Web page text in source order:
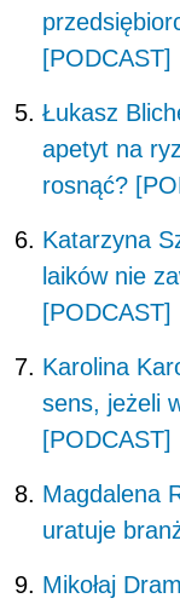
[PODCAST]
Łukasz
apetyt na
rosnąć?
Katarzyna
laików nie
[PODCAST]
Karolina
sens, jeżeli
[PODCAST]
Magdalena
uratuje
Mikołaj